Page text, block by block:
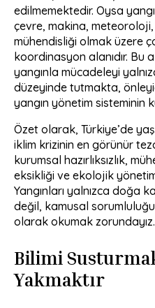
edilmemektedir. Oysa
çevre, makina,
mühendisliği olmak üzere
koordinasyon alanıdır. Bu
yangınla mücadeleyi
düzeyinde tutmakta,
yangın yönetim sisteminin
Özet olarak, Türkiye’de
iklim krizinin en görünür
kurumsal hazırlıksızlık,
eksikliği ve ekolojik yönetim
Yangınları yalnızca doğa
değil, kamusal
olarak okumak zorundayız.
Bilimi
Yakmaktır